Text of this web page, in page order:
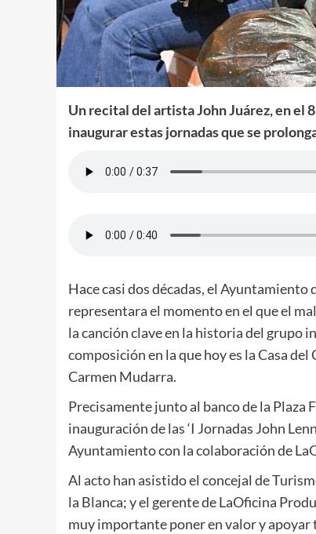
Un recital del artista John Juárez, en el
inaugurar estas jornadas que se
Hace casi dos décadas, el
representara el momento en el que el
la canción clave en la historia del grupo
composición en la que hoy es la Casa
Carmen Mudarra.
Precisamente junto al banco de la Plaza
inauguración de las ‘I Jornadas John
Ayuntamiento con la colaboración de
Al acto han asistido el concejal de
la Blanca; y el gerente de LaOficina
muy importante poner en valor y apoyar